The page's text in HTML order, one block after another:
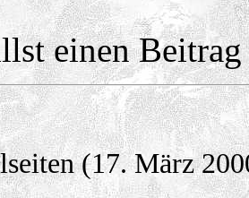
einen Beitrag
(17. März